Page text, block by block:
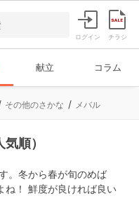
ログイン チラシ
献立 コラム
その他のさかな メバル
順）
。冬から春が旬のめば
ね！ 鮮度が良ければ良い